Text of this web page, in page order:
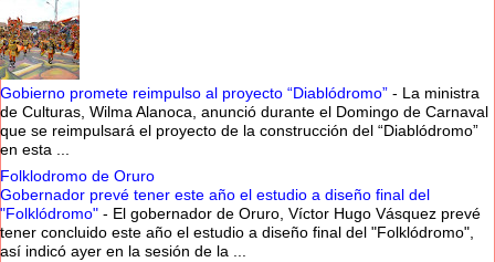
Gobierno promete reimpulso al proyecto “Diablódromo” - La ministra
de Culturas, Wilma Alanoca, anunció durante el Domingo de Carnaval
que se reimpulsará el proyecto de la construcción del “Diablódromo”
en esta ...
Folklodromo de Oruro
Gobernador prevé tener este año el estudio a diseño final del
"Folklódromo" - El gobernador de Oruro, Víctor Hugo Vásquez prevé
tener concluido este año el estudio a diseño final del "Folklódromo",
así indicó ayer en la sesión de la ...